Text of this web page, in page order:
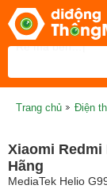
Trang chủ Điện
Xiaomi Redmi
Hãng
MediaTek Helio